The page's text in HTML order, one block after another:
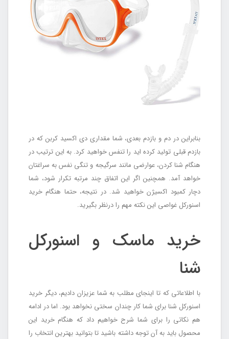
بنابراین در دم و بازدم بعدی، شما مقداری دی اکسید کربن که در
بازدم قبلی تولید کرده اید را تنفس خواهید کرد. به این ترتیب در
هنگام شنا کردن، عوارضی مانند سرگیجه و تنگی نفس به سراغتان
خواهد آمد. همچنین اگر این اتفاق چند مرتبه تکرار شود، شما
دچار کمبود اکسیژن خواهید شد. در نتیجه، حتما هنگام خرید
اسنورکل غواصی این نکته مهم را درنظر بگیرید.
خرید ماسک و اسنورکل
شنا
با اطلاعاتی که تا اینجای مطلب به شما عزیزان دادیم، دیگر خرید
اسنورکل شنا برای شما کار چندان سختی نخواهد بود. اما در ادامه
هم نکاتی را برای شما شرح خواهیم داد که هنگام خرید این
محصول باید به آن توجه داشته باشید تا بتوانید بهترین انتخاب را